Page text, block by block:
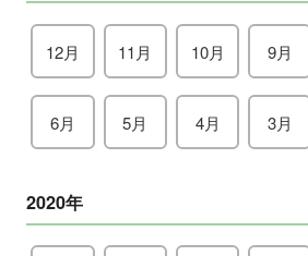
12月 11月 10月 9月
6月 5月 4月 3月
2020年